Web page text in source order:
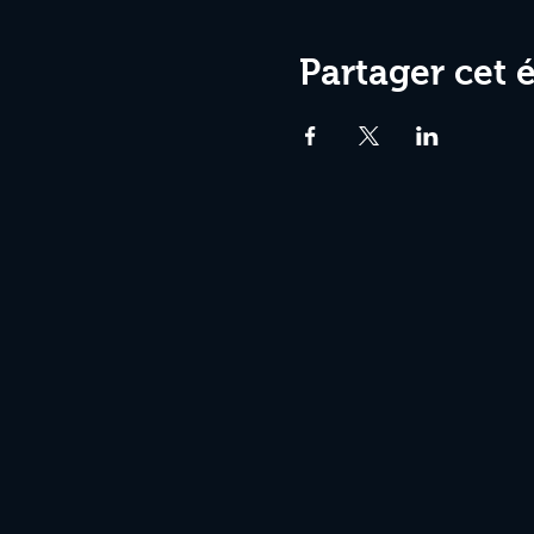
Partager cet